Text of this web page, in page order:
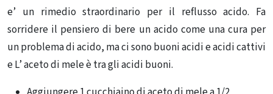
e’ un rimedio straordinario per il reflusso acido. Fa
sorridere il pensiero di bere un acido come una cura per
un problema di acido, ma ci sono buoni acidi e acidi cattivi
e L’ aceto di mele è tra gli acidi buoni.